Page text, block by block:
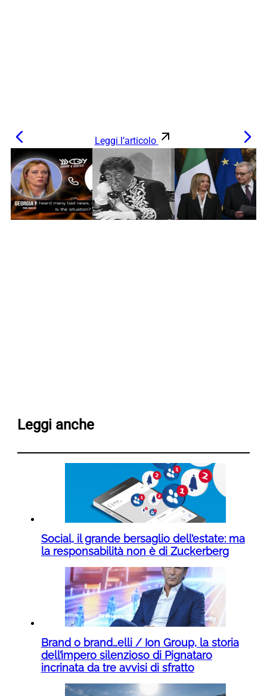
Leggi l’articolo
Leggi anche
Social, il grande bersaglio dell’estate: ma
la responsabilità non è di Zuckerberg
Brand o brand…elli / Ion Group, la storia
dell’impero silenzioso di Pignataro
incrinata da tre avvisi di sfratto